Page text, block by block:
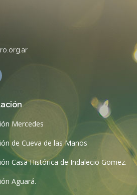
Mercedes
de Cueva de las Manos
Casa Histórica de Indalecio Gomez.
Aguará.